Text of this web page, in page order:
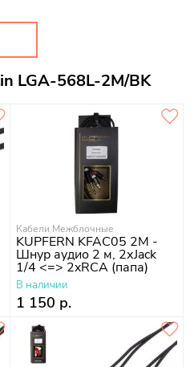
LGA-568L-2M/BK
Кабели Межблочные
KUPFERN KFAC05 2M -
Шнур аудио 2 м, 2хJack
1/4 <=> 2xRCA (папа)
В наличии
1 150 р.